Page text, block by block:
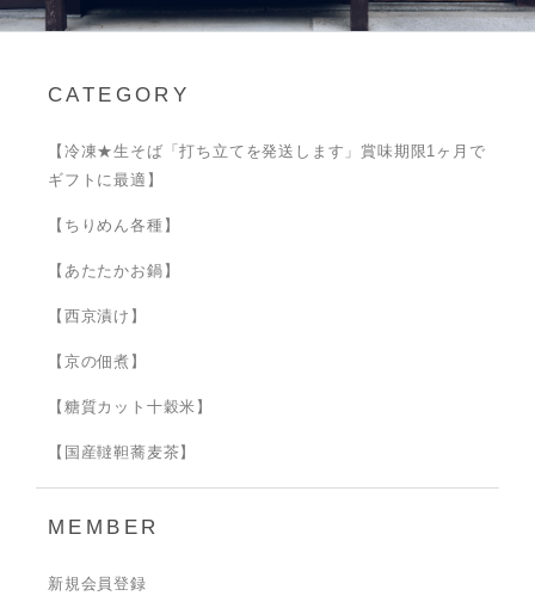
CATEGORY
【冷凍★生そば「打ち立てを発送します」賞味期限1ヶ月で
ギフトに最適】
【ちりめん各種】
【あたたかお鍋】
【西京漬け】
【京の佃煮】
【糖質カット十穀米】
【国産韃靼蕎麦茶】
MEMBER
新規会員登録